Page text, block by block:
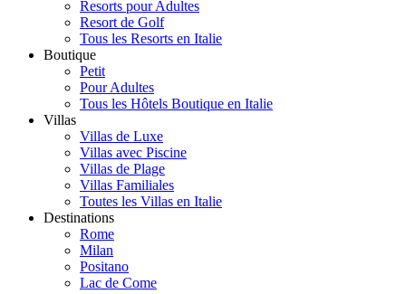
Resorts pour Adultes
Resort de Golf
Tous les Resorts en Italie
Boutique
Petit
Pour Adultes
Tous les Hôtels Boutique en Italie
Villas
Villas de Luxe
Villas avec Piscine
Villas de Plage
Villas Familiales
Toutes les Villas en Italie
Destinations
Rome
Milan
Positano
Lac de Come